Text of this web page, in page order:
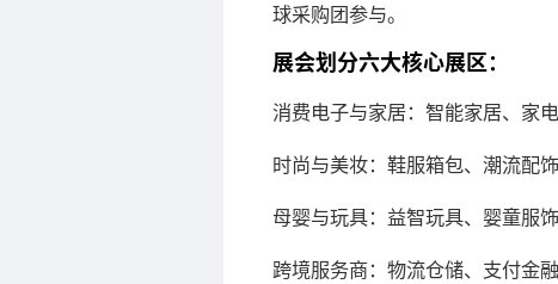
球采购团参与。
展会划分六大核心展区：
消费电子与家居：智能家居、家
时尚与美妆：鞋服箱包、潮流配
母婴与玩具：益智玩具、婴童服
跨境服务商：物流仓储、支付金